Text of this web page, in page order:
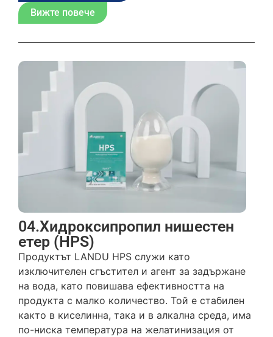
Вижте повече
04.Хидроксипропил нишестен
етер (HPS)
Продуктът LANDU HPS служи като
изключителен сгъстител и агент за задържане
на вода, като повишава ефективността на
продукта с малко количество. Той е стабилен
както в киселинна, така и в алкална среда, има
по-ниска температура на желатинизация от